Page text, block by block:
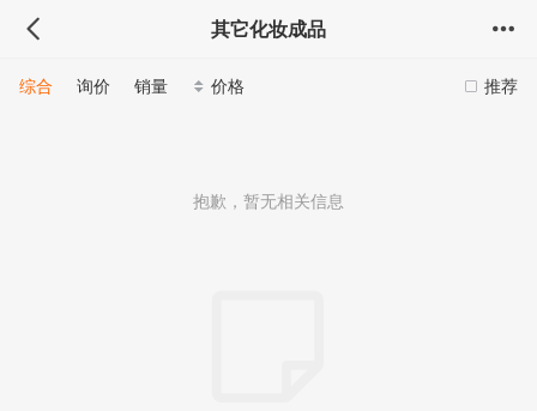
其它化妆成品
推荐
综合 询价 销量 价格
抱歉，暂无相关信息